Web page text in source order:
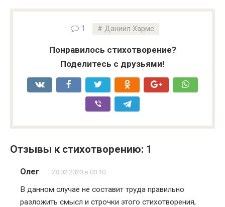
1 Даниил Хармс
Понравилось стихотворение?
Поделитесь с друзьями!
Отзывы к стихотворению: 1
Олег 28.02.2020 в 00:10
В данном случае не составит труда правильно
разложить смысл и строчки этого стихотворения,